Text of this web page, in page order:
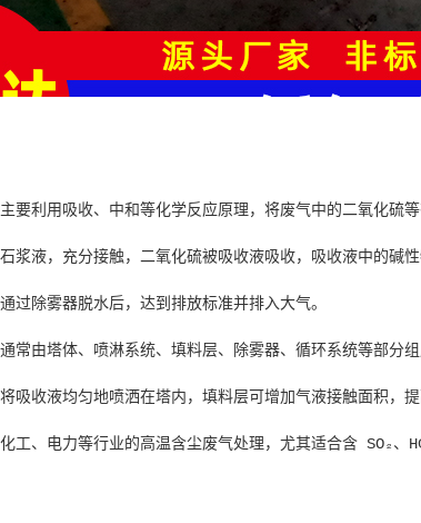
要利用吸收、中和等化学反应原理，将废气中的二氧化硫
浆液，充分接触，二氧化硫被吸收液吸收，吸收液中的碱
过除雾器脱水后，达到排放标准并排入大气。
常由塔体、喷淋系统、填料层、除雾器、循环系统等部
吸收液均匀地喷洒在塔内，填料层可增加气液接触面积，
工、电力等行业的高温含尘废气处理，尤其适合含 SO₂